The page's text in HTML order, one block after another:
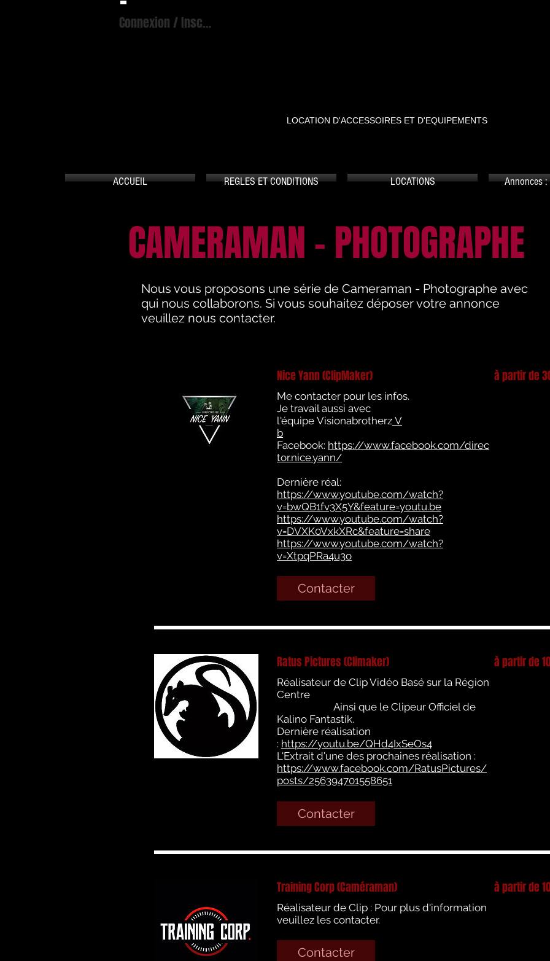
Connexion / Inscription
LOCATION D'ACCESSOIRES ET D'EQUIPEMENTS
ACCUEIL REGLES ET CONDITIONS LOCATIONS Annonces :
CAMERAMAN - PHOTOGRAPHE
Nous vous proposons une série de Cameraman - Photographe avec
qui nous collaborons. Si vous souhaitez déposer votre annonce
veuillez nous contacter.
Nice Yann (ClipMaker)
Me contacter pour les infos.
Je travail aussi avec
l'équipe Visionabrotherz V
b
Facebook: https://www.facebook.com/direc
tor.nice.yann/
Dernière réal:
https://www.youtube.com/watch?
v=bwQB1fv3X5Y&feature=youtu.be
https://www.youtube.com/watch?
v=DVXK0VxkXRc&feature=share
https://www.youtube.com/watch?
v=XtpqPRa4u3o
Contacter
à partir de
Ratus Pictures (Climaker)
Réalisateur de Clip Vidéo Basé sur la Région
Centre
Ainsi que le Clipeur Officiel de
Kalino Fantastik.
Dernière réalisation
: https://youtu.be/QHd4IxSeOs4
L'Extrait d'une des prochaines réalisation :
https://www.facebook.com/RatusPictures/
posts/256394701558651
Contacter
à partir de
Training Corp (Caméraman)
Réalisateur de Clip : Pour plus d'information
veuillez les contacter.
Contacter
à partir de